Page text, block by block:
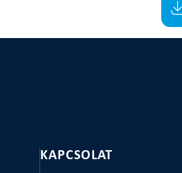
KAPCSOLAT